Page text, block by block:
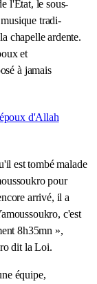
l'Etat, le sous-
tradi-
chapelle ardente.
et
à jamais
d'Allah
est tombé malade
pour
arrivé, il a
c'est
8h35mn »,
dit la Loi.
équipe,